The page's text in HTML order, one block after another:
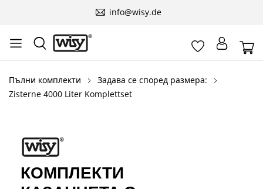
info@wisy.de
Пълни комплекти
Задава се според размера:
Zisterne 4000 Liter Komplettset
КОМПЛЕКТИ